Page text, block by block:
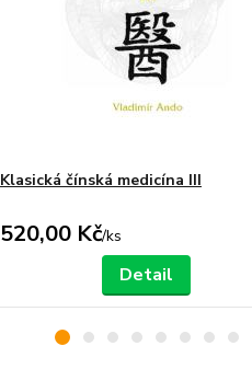
Klasická čínská medicína III
520,00 Kč/ks
Detail